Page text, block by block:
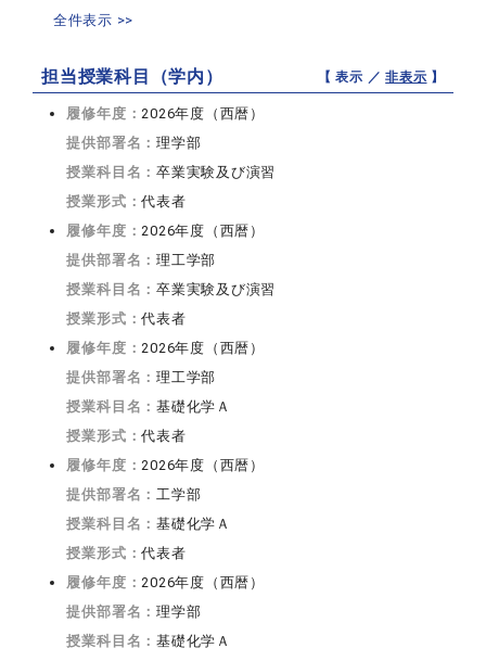
全件表示 >>
担当授業科目（学内） 【 表示 ／非表示 】
履修年度：2026年度（西暦）
提供部署名：理学部
授業科目名：卒業実験及び演習
授業形式：代表者
履修年度：2026年度（西暦）
提供部署名：理工学部
授業科目名：卒業実験及び演習
授業形式：代表者
履修年度：2026年度（西暦）
提供部署名：理工学部
授業科目名：基礎化学Ａ
授業形式：代表者
履修年度：2026年度（西暦）
提供部署名：工学部
授業科目名：基礎化学Ａ
授業形式：代表者
履修年度：2026年度（西暦）
提供部署名：理学部
授業科目名：基礎化学Ａ